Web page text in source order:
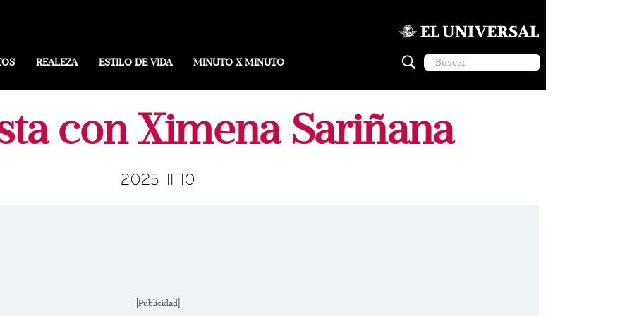
REALEZA ESTILO DE VIDA MINUTO X MINUTO
con Ximena Sariñana
2025 11 10
[Publicidad]